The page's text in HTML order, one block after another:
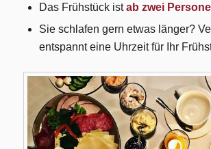
Das Frühstück istab zwei
Sie schlafen gern etwas länger?
entspannt eine Uhrzeit für Ihr